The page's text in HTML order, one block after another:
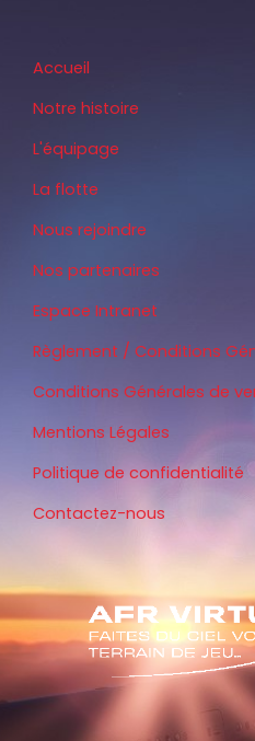
Accueil
Notre histoire
L'équipage
La flotte
Nous rejoindre
Nos partenaires
Espace Intranet
Règlement / Conditions
Conditions Générales de
Mentions Légales
Politique de confidentialité
Contactez-nous